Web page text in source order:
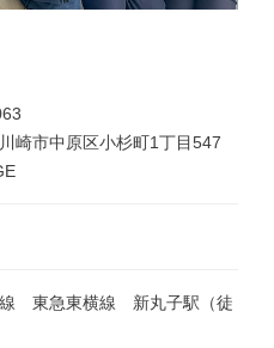
崎市中原区小杉町1丁目547
東急東横線 新丸子駅（徒